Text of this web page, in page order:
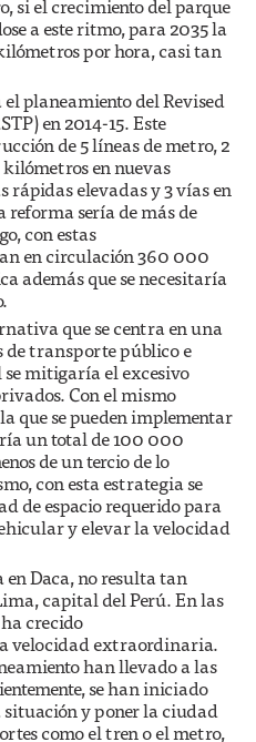
si el crecimiento del parque
a este ritmo, para 2035 la
por hora, casi tan
planeamiento del Revised
en 2014-15. Este
de 5 líneas de metro, 2
en nuevas
rápidas elevadas y 3 vías en
reforma sería de más de
con estas
en circulación 360 000
además que se necesitaría
que se centra en una
de transporte público e
mitigaría el excesivo
Con el mismo
que se pueden implementar
un total de 100 000
de un tercio de lo
con esta estrategia se
de espacio requerido para
y elevar la velocidad
en Daca, no resulta tan
capital del Perú. En las
crecido
velocidad extraordinaria.
han llevado a las
se han iniciado
y poner la ciudad
como el tren o el metro,